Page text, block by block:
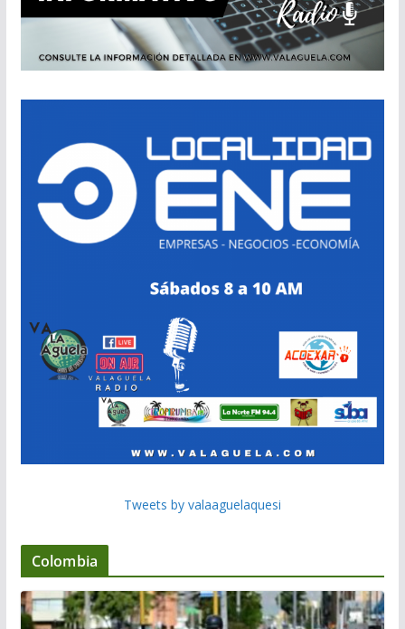
Tweets by valaaguelaquesi
Colombia